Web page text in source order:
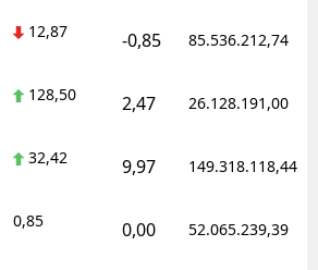
12,87 -0,85 85.536.212,74
128,50 2,47 26.128.191,00
32,42 9,97 149.318.118,44
0,85 0,00 52.065.239,39